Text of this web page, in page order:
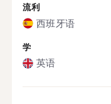
流利
西班牙语
学
英语